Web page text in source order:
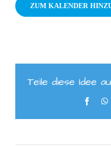
ZUM KALENDER
Teile diese Idee